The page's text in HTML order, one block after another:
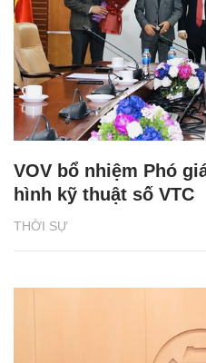
THỜI SỰ
VOV bổ nhiệm Phó
hình kỹ thuật số VTC